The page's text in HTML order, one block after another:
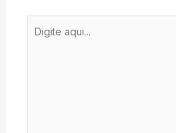
aqui...